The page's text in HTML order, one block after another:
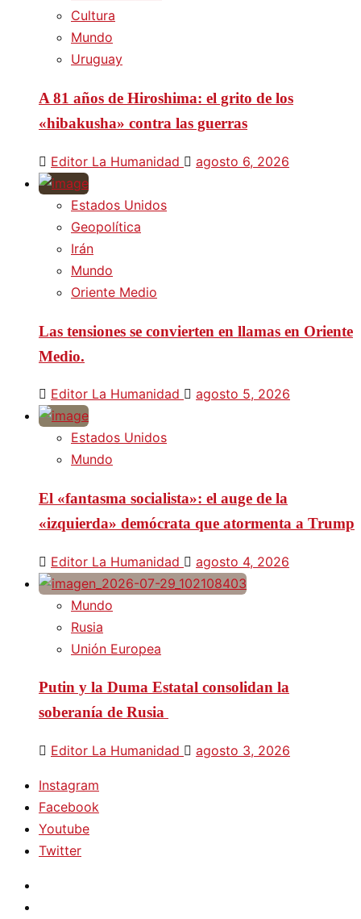
Cultura
Mundo
Uruguay
A 81 años de Hiroshima: el grito de los
«hibakusha» contra las guerras
Editor La Humanidad agosto 6, 2026
Estados Unidos
Geopolítica
Irán
Mundo
Oriente Medio
Las tensiones se convierten en llamas en Oriente
Medio.
Editor La Humanidad agosto 5, 2026
Estados Unidos
Mundo
El «fantasma socialista»: el auge de la
«izquierda» demócrata que atormenta a Trump
Editor La Humanidad agosto 4, 2026
Mundo
Rusia
Unión Europea
Putin y la Duma Estatal consolidan la
soberanía de Rusia
Editor La Humanidad agosto 3, 2026
Instagram
Facebook
Youtube
Twitter